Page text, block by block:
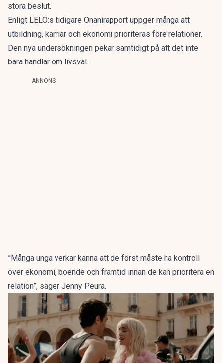
stora beslut.
Enligt LELO:s tidigare Onanirapport uppger många att
utbildning, karriär och ekonomi prioriteras före relationer.
Den nya undersökningen pekar samtidigt på att det inte
bara handlar om livsval.
ANNONS
”Många unga verkar känna att de först måste ha kontroll
över ekonomi, boende och framtid innan de kan prioritera en
relation”, säger Jenny Peura.